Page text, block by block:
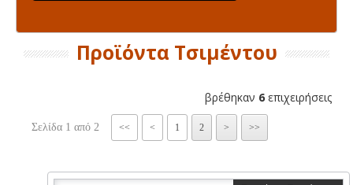
Προϊόντα Τσιμέντου
βρέθηκαν 6 επιχειρήσεις
Σελίδα 1 από 2 << < 1 2 > >>